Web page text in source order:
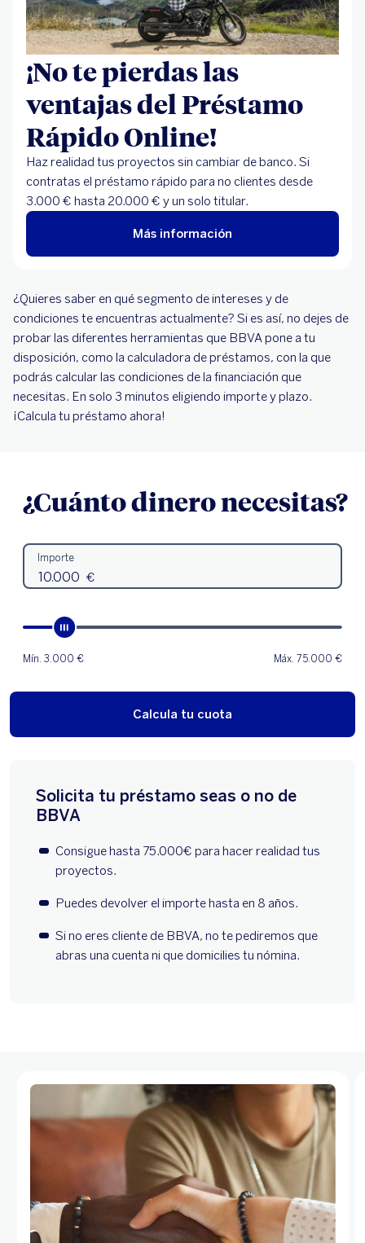
¡No te pierdas las
ventajas del Préstamo
Rápido Online!
Haz realidad tus proyectos sin cambiar de banco. Si
contratas el préstamo rápido para no clientes desde
3.000 € hasta 20.000 € y un solo titular.
Más información
¿Quieres saber en qué segmento de intereses y de
condiciones te encuentras actualmente? Si es así, no dejes de
probar las diferentes herramientas que BBVA pone a tu
disposición, como la calculadora de préstamos, con la que
podrás calcular las condiciones de la financiación que
necesitas. En solo 3 minutos eligiendo importe y plazo.
¡Calcula tu préstamo ahora!